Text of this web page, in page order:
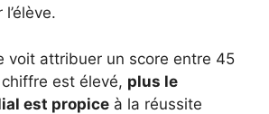
voit attribuer un score entre 45
est élevé, plus le
est propice à la réussite